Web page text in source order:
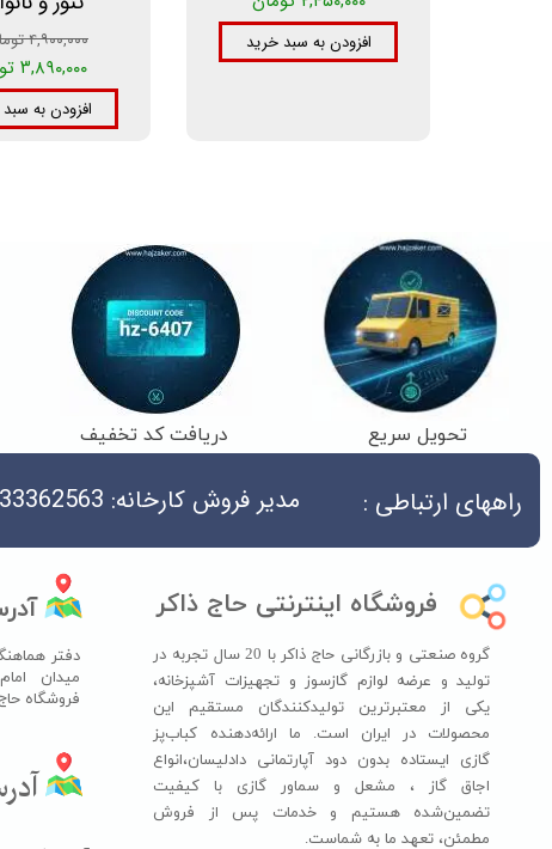
افزودن به سبد خرید ۴,۹۰۰,۰۰۰ تومان
۳,۸۹۰,۰۰۰ تومان
افزودن به
تحویل سریع دریافت کد تخفیف
فروشگاه اینترنتی حاج ذاکر
گروه صنعتی و بازرگانی حاج ذاکر با 20 سال تجربه در
تولید و عرضه لوازم گازسوز و تجهیزات آشپزخانه،
یکی از معتبرترین تولیدکنندگان مستقیم این
محصولات در ایران است. ما ارائه‌دهنده کباب‌پز
گازی ایستاده بدون دود آپارتمانی دادلیسان،انواع
اجاق گاز ،​​​​​​​ مشعل و سماور گازی با کیفیت
تضمین‌شده هستیم و خدمات پس از فروش
مطمئن، تعهد ما به شماست.
دفتر
میدان
فروشگاه
مدیر فروش کارخانه: 04533362563 راههای ارتباطی :